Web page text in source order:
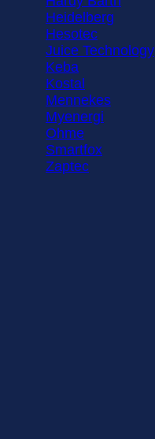
Heidelberg
Hesotec
Juice Technology
Keba
Kostal
Mennekes
Myenergi
Ohme
Smartfox
Zaptec